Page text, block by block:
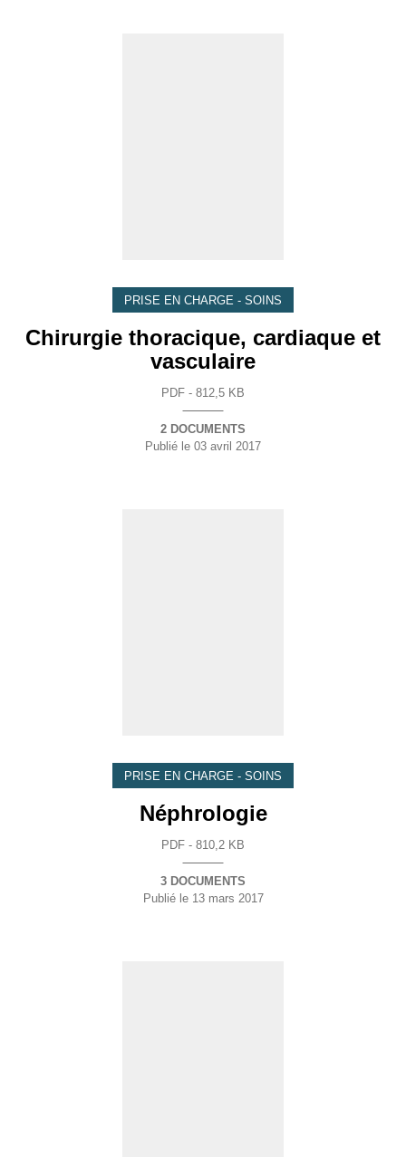
PRISE EN CHARGE - SOINS
Chirurgie thoracique, cardiaque et
vasculaire
PDF - 812,5 KB
2 DOCUMENTS
Publié le 03 avril 2017
PRISE EN CHARGE - SOINS
Néphrologie
PDF - 810,2 KB
3 DOCUMENTS
Publié le13 mars 2017